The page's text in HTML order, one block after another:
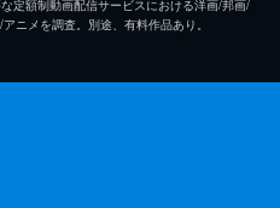
定額制動画配信サービスにおける洋画/邦画/
ニメを調査。別途、有料作品あり。